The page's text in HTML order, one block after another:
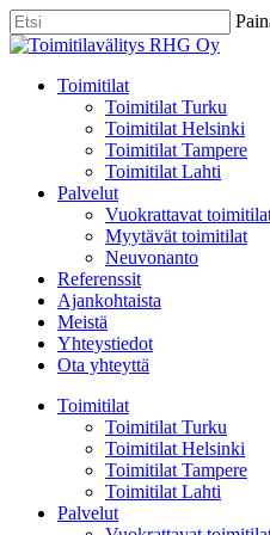
Skip
to
content
Close
Menu
Toimitilat
Toimitilat Turku
Toimitilat Helsinki
Toimitilat Tampere
Toimitilat Lahti
Palvelut
Vuokrattavat
Myytävät toimitilat
Neuvonanto
Referenssit
Ajankohtaista
Meistä
Yhteystiedot
Ota yhteyttä
Toimitilat
Toimitilat Turku
Toimitilat Helsinki
Toimitilat Tampere
Toimitilat Lahti
Palvelut